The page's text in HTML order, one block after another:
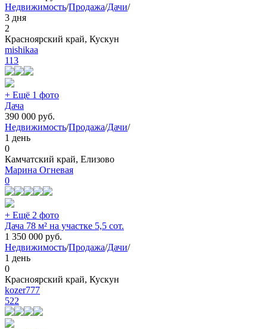
Недвижимость/Продажа/Дачи/
3 дня
2
Красноярский край, Кускун
mishikaa
113
+ Ещё 1 фото
Дача
390 000 руб.
Недвижимость/Продажа/Дачи/
1 день
0
Камчатский край, Елизово
Марина Огневая
0
+ Ещё 2 фото
Дача 78 м² на участке 5,5 сот.
1 350 000 руб.
Недвижимость/Продажа/Дачи/
1 день
0
Красноярский край, Кускун
kozer777
522